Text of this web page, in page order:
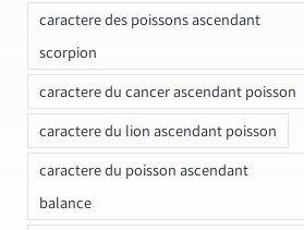
caractere des poissons ascendant
scorpion
caractere du cancer ascendant poisson
caractere du lion ascendant poisson
caractere du poisson ascendant
balance